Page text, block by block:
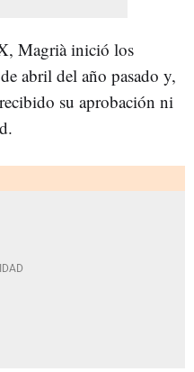
Magrià inició los
abril del año pasado y,
su aprobación ni